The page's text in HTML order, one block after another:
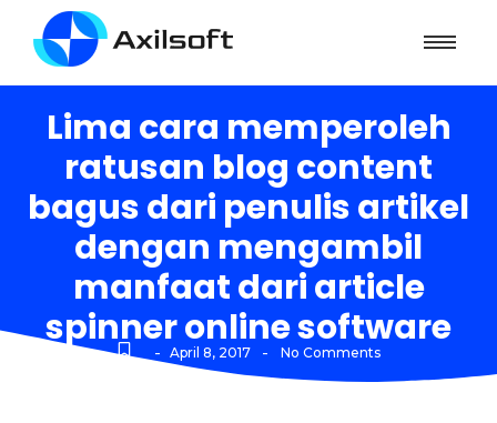
Lima cara memperoleh
ratusan blog content
bagus dari penulis artikel
dengan mengambil
manfaat dari article
spinner online software
- April 8, 2017 - No Comments